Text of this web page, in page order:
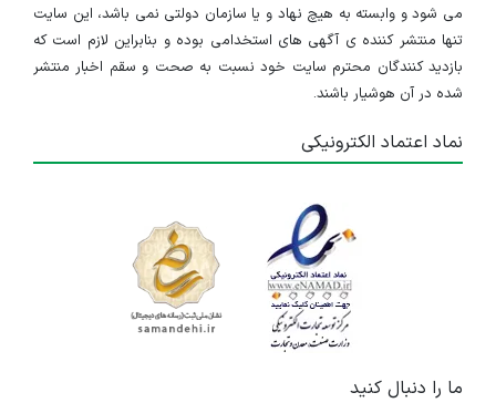
می شود و وابسته به هیچ نهاد و یا سازمان دولتی نمی باشد، این سایت
تنها منتشر کننده ی آگهی های استخدامی بوده و بنابراین لازم است که
بازدید کنندگان محترم سایت خود نسبت به صحت و سقم اخبار منتشر
شده در آن هوشیار باشند.
نماد اعتماد الکترونیکی
ما را دنبال کنید